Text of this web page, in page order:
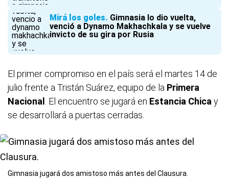
Mirá los goles Gimnasia lo dio vuelta,
venció a Dynamo Makhachkala y se vuelve
invicto de su gira por Rusia
El primer compromiso en el país será el martes 14 de
julio frente a Tristán Suárez, equipo de la Primera
Nacional
. El encuentro se jugará en Estancia Chica y
se desarrollará a puertas cerradas.
Gimnasia jugará dos amistoso más antes del Clausura.